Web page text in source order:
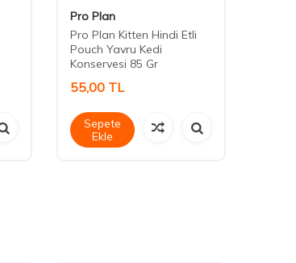
Pro Plan
Pro Plan Kitten Hindi Etli
Pouch Yavru Kedi
Konservesi 85 Gr
55,00 TL
Sepete
Ekle